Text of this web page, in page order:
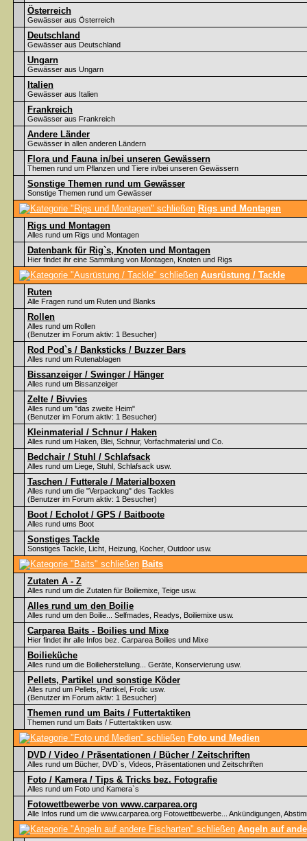
Österreich
Gewässer aus Österreich
Deutschland
Gewässer aus Deutschland
Ungarn
Gewässer aus Ungarn
Italien
Gewässer aus Italien
Frankreich
Gewässer aus Frankreich
Andere Länder
Gewässer in allen anderen Ländern
Flora und Fauna in/bei unseren Gewässern
Themen rund um Pflanzen und Tiere in/bei unseren Gewässern
Sonstige Themen rund um Gewässer
Sonstige Themen rund um Gewässer
Rigs und Montagen
Rigs und Montagen
Alles rund um Rigs und Montagen
Datenbank für Rig`s, Knoten und Montagen
Hier findet ihr eine Sammlung von Montagen, Knoten und Rigs
Ausrüstung / Tackle
Ruten
Alle Fragen rund um Ruten und Blanks
Rollen
Alles rund um Rollen
(Benutzer im Forum aktiv: 1 Besucher)
Rod Pod`s / Banksticks / Buzzer Bars
Alles rund um Rutenablagen
Bissanzeiger / Swinger / Hänger
Alles rund um Bissanzeiger
Zelte / Bivvies
Alles rund um "das zweite Heim"
(Benutzer im Forum aktiv: 1 Besucher)
Kleinmaterial / Schnur / Haken
Alles rund um Haken, Blei, Schnur, Vorfachmaterial und Co.
Bedchair / Stuhl / Schlafsack
Alles rund um Liege, Stuhl, Schlafsack usw.
Taschen / Futterale / Materialboxen
Alles rund um die "Verpackung" des Tackles
(Benutzer im Forum aktiv: 1 Besucher)
Boot / Echolot / GPS / Baitboote
Alles rund ums Boot
Sonstiges Tackle
Sonstiges Tackle, Licht, Heizung, Kocher, Outdoor usw.
Baits
Zutaten A - Z
Alles rund um die Zutaten für Boiliemixe, Teige usw.
Alles rund um den Boilie
Alles rund um den Boilie... Selfmades, Readys, Boiliemixe usw.
Carparea Baits - Boilies und Mixe
Hier findet ihr alle Infos bez. Carparea Boilies und Mixe
Boilieküche
Alles rund um die Boilieherstellung... Geräte, Konservierung usw.
Pellets, Partikel und sonstige Köder
Alles rund um Pellets, Partikel, Frolic usw.
(Benutzer im Forum aktiv: 1 Besucher)
Themen rund um Baits / Futtertaktiken
Themen rund um Baits / Futtertaktiken usw.
Foto und Medien
DVD / Video / Präsentationen / Bücher / Zeitschriften
Alles rund um Bücher, DVD`s, Videos, Präsentationen und Zeitschriften
Foto / Kamera / Tips & Tricks bez. Fotografie
Alles rund um Foto und Kamera`s
Fotowettbewerbe von www.carparea.org
Alle Infos rund um die www.carparea.org Fotowettbewerbe... Ankündigungen,
Angeln auf